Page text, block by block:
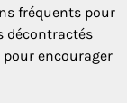
fréquents pour
décontractés
encourager